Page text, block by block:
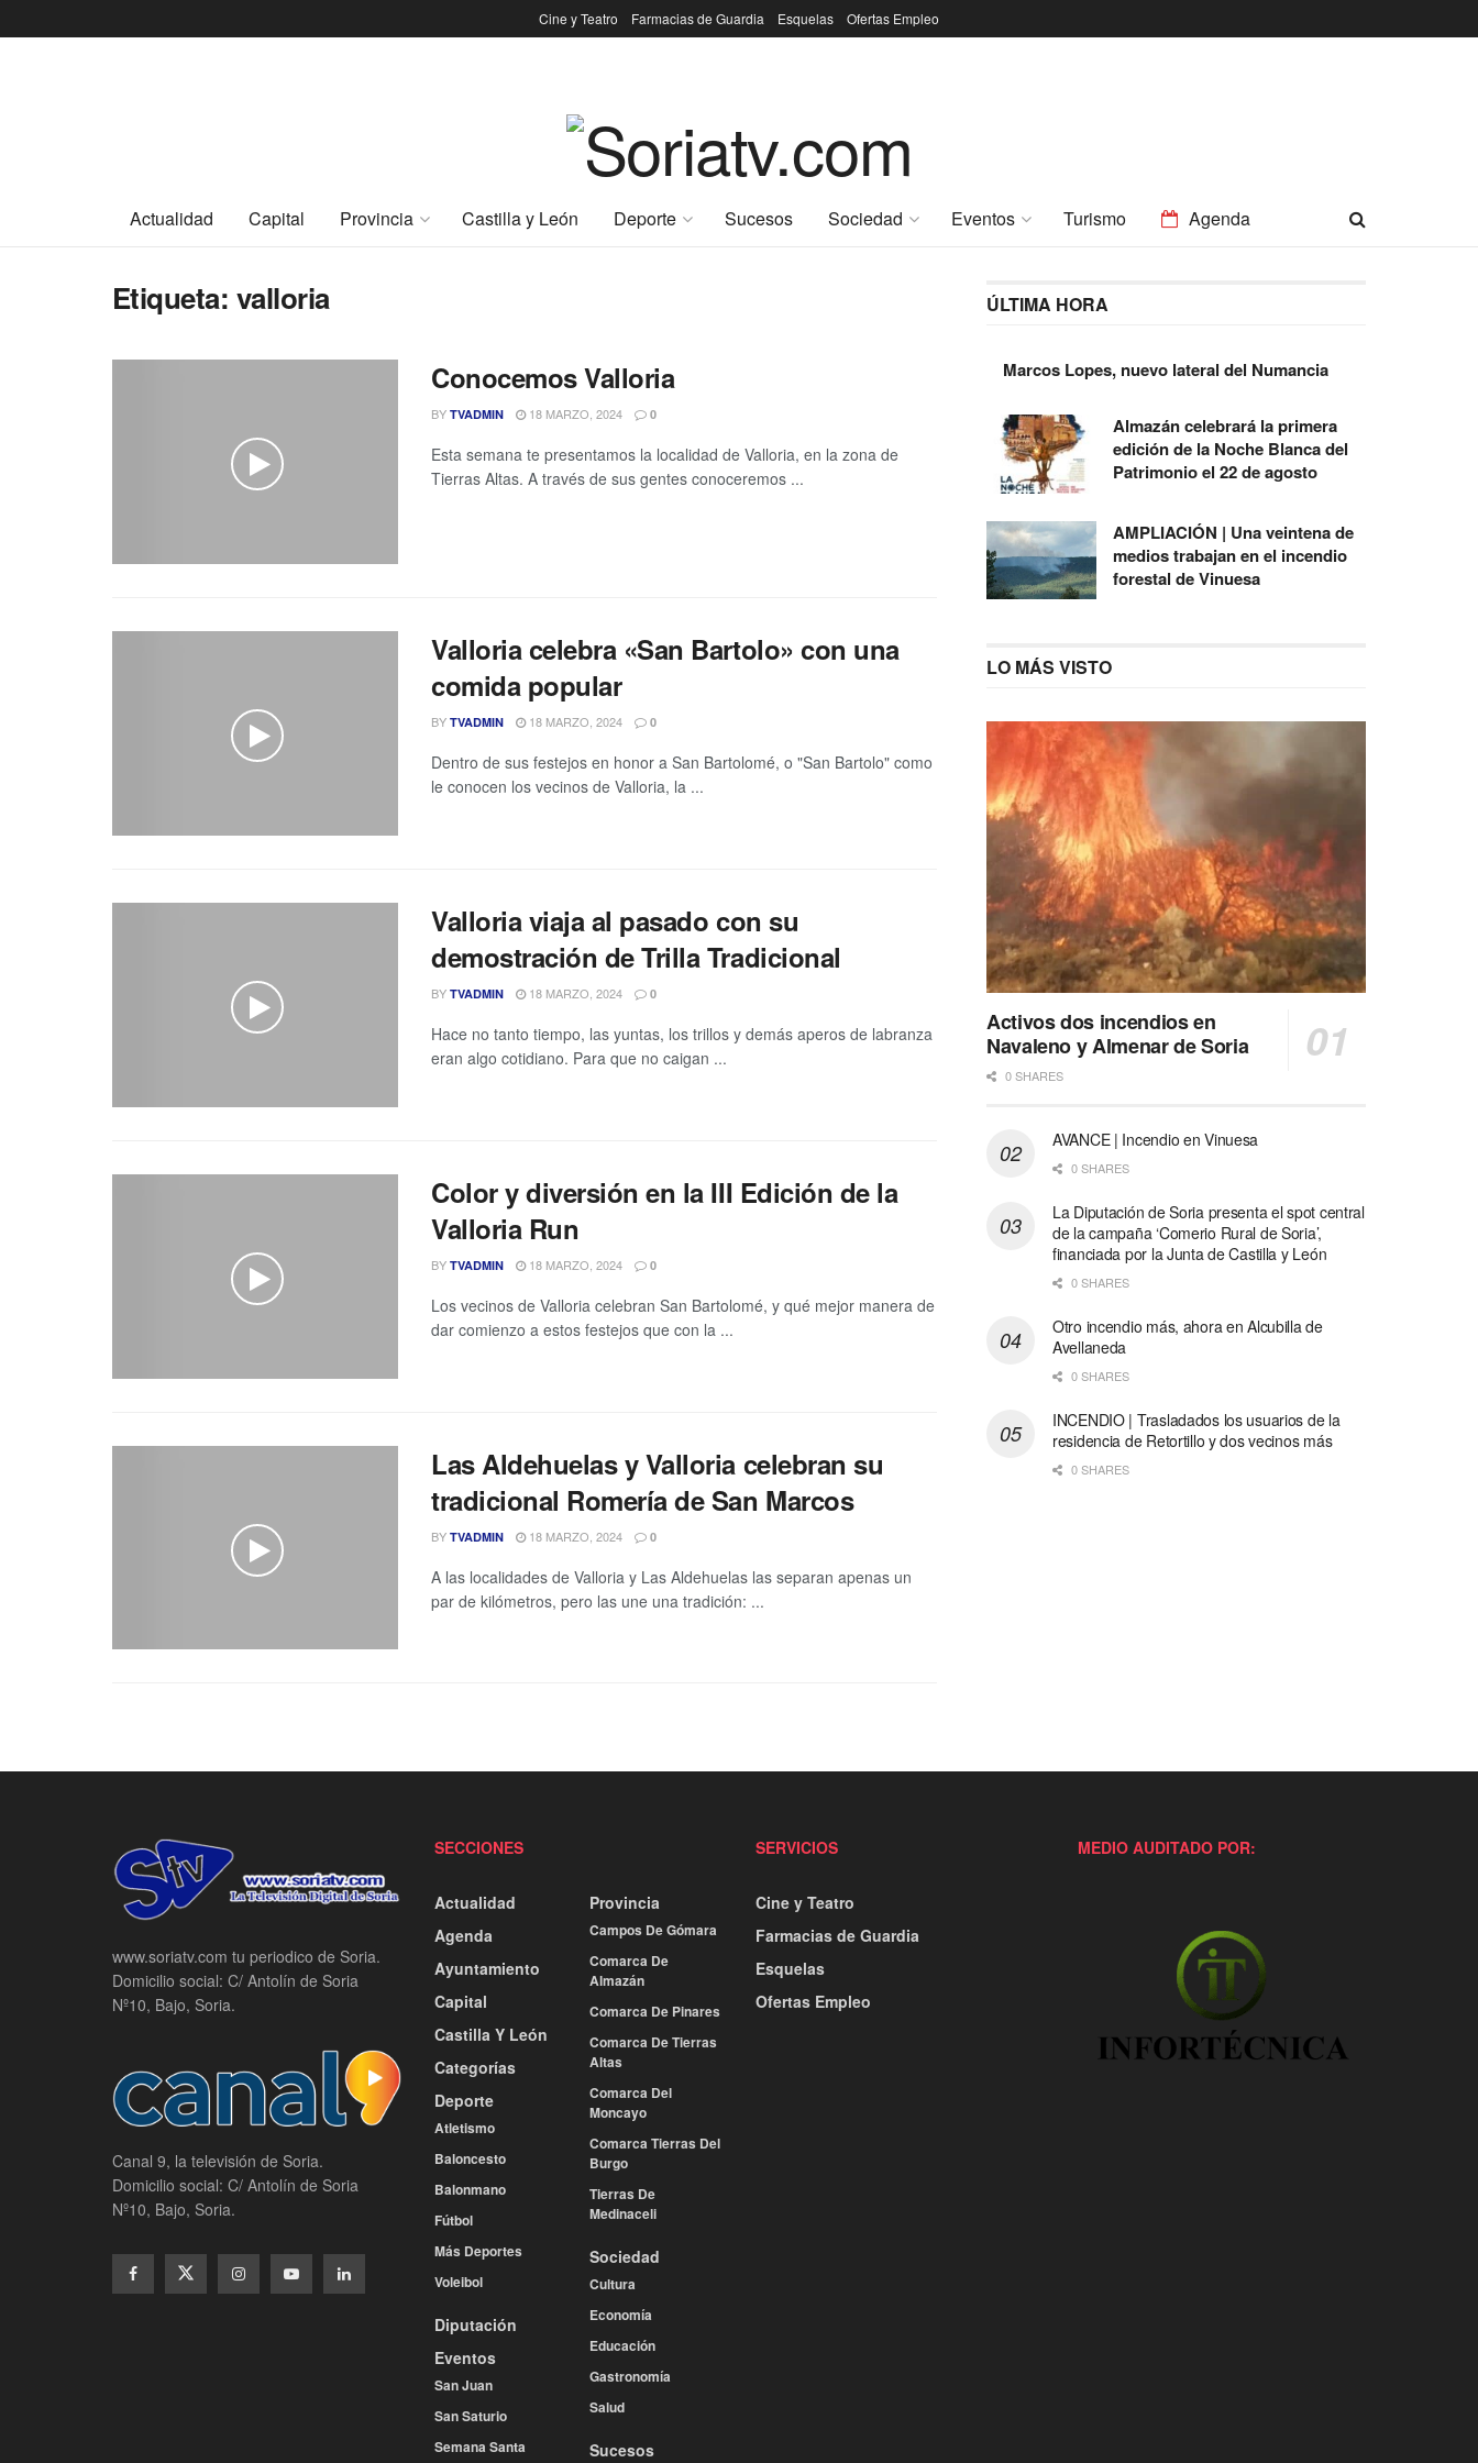
Cine y Teatro Farmacias de Guardia Esquelas Ofertas Empleo
Actualidad Capital Provincia Castilla y León Deporte Sucesos Sociedad Eventos Turismo Agenda
Etiqueta: valloria
Conocemos Valloria
BY TVADMIN 18 MARZO, 2024 0
Esta semana te presentamos la localidad de Valloria, en la zona de
Tierras Altas. A través de sus gentes conoceremos ...
Valloria celebra «San Bartolo» con una
comida popular
BY TVADMIN 18 MARZO, 2024 0
Dentro de sus festejos en honor a San Bartolomé, o "San Bartolo" como
le conocen los vecinos de Valloria, la ...
Valloria viaja al pasado con su
demostración de Trilla Tradicional
BY TVADMIN 18 MARZO, 2024 0
Hace no tanto tiempo, las yuntas, los trillos y demás aperos de labranza
eran algo cotidiano. Para que no caigan ...
Color y diversión en la III Edición de la
Valloria Run
BY TVADMIN 18 MARZO, 2024 0
Los vecinos de Valloria celebran San Bartolomé, y qué mejor manera de
dar comienzo a estos festejos que con la ...
Las Aldehuelas y Valloria celebran su
tradicional Romería de San Marcos
BY TVADMIN 18 MARZO, 2024 0
A las localidades de Valloria y Las Aldehuelas las separan apenas un
par de kilómetros, pero las une una tradición: ...
ÚLTIMA HORA
Marcos Lopes, nuevo lateral del Numancia
Almazán celebrará la primera
edición de la Noche Blanca del
Patrimonio el 22 de agosto
AMPLIACIÓN | Una veintena de
medios trabajan en el incendio
forestal de Vinuesa
LO MÁS VISTO
Activos dos incendios en
Navaleno y Almenar de Soria
0 SHARES
AVANCE | Incendio en Vinuesa
0 SHARES
La Diputación de Soria presenta el spot central
de la campaña ‘Comerio Rural de Soria’,
financiada por la Junta de Castilla y León
0 SHARES
Otro incendio más, ahora en Alcubilla de
Avellaneda
0 SHARES
INCENDIO | Trasladados los usuarios de la
residencia de Retortillo y dos vecinos más
0 SHARES
www.soriatv.com tu periodico de Soria.
Domicilio social: C/ Antolín de Soria
Nº10, Bajo, Soria.
Canal 9, la televisión de Soria.
Domicilio social: C/ Antolín de Soria
Nº10, Bajo, Soria.
SECCIONES
Actualidad
Agenda
Ayuntamiento
Capital
Castilla Y León
Categorías
Deporte
Atletismo
Baloncesto
Balonmano
Fútbol
Más Deportes
Voleibol
Diputación
Eventos
San Juan
San Saturio
Semana Santa
Provincia
Campos De Gómara
Comarca De
Almazán
Comarca De Pinares
Comarca De Tierras
Altas
Comarca Del
Moncayo
Comarca Tierras Del
Burgo
Tierras De
Medinaceli
Sociedad
Cultura
Economía
Educación
Gastronomía
Salud
Sucesos
SERVICIOS
Cine y Teatro
Farmacias de Guardia
Esquelas
Ofertas Empleo
MEDIO AUDITADO POR: